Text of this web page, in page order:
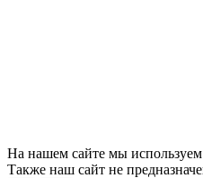
На нашем сайте мы
Также наш сайт не